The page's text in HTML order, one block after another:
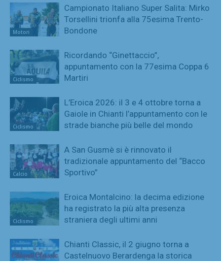
Motori
Campionato Italiano Super Salita: Mirko
Torsellini trionfa alla 75esima Trento-
Bondone
Ciclismo
Ricordando “Ginettaccio”,
appuntamento con la 77esima Coppa 6
Martiri
Ciclismo
L’Eroica 2026: il 3 e 4 ottobre torna a
Gaiole in Chianti l’appuntamento con le
strade bianche più belle del mondo
Calcio
A San Gusmè si è rinnovato il
tradizionale appuntamento del “Bacco
Sportivo”
Ciclismo
Eroica Montalcino: la decima edizione
ha registrato la più alta presenza
straniera degli ultimi anni
Chianti Classic, il 2 giugno torna a
Castelnuovo Berardenga la storica